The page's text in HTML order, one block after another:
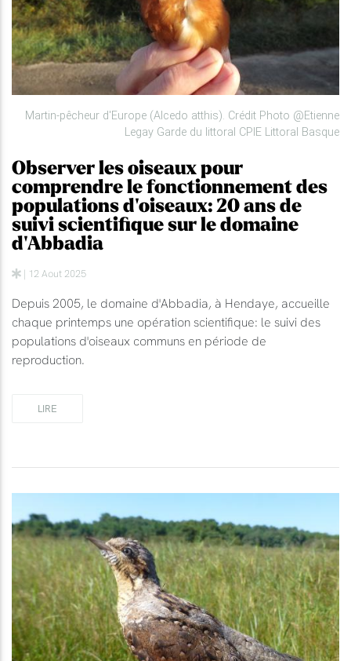
Martin-pêcheur d'Europe (Alcedo atthis). Crédit Photo @Etienne
Legay Garde du littoral CPIE Littoral Basque
Observer les oiseaux pour
comprendre le fonctionnement des
populations d'oiseaux: 20 ans de
suivi scientifique sur le domaine
d'Abbadia
| 12 Aout 2025
Depuis 2005, le domaine d'Abbadia, à Hendaye, accueille
chaque printemps une opération scientifique: le suivi des
populations d'oiseaux communs en période de
reproduction.
LIRE